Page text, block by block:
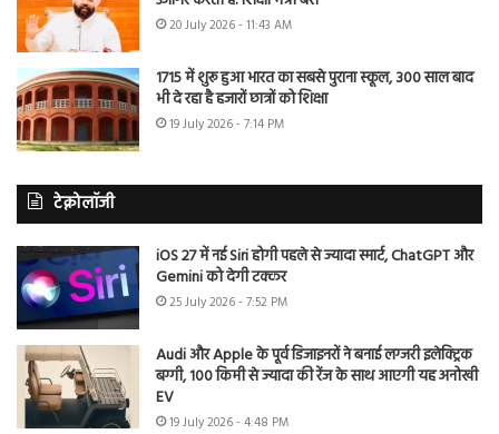
20 July 2026 - 11:43 AM
1715 में शुरू हुआ भारत का सबसे पुराना स्कूल, 300 साल बाद
भी दे रहा है हजारों छात्रों को शिक्षा
19 July 2026 - 7:14 PM
टेक्नोलॉजी
iOS 27 में नई Siri होगी पहले से ज्यादा स्मार्ट, ChatGPT और
Gemini को देगी टक्कर
25 July 2026 - 7:52 PM
Audi और Apple के पूर्व डिजाइनरों ने बनाई लग्जरी इलेक्ट्रिक
बग्गी, 100 किमी से ज्यादा की रेंज के साथ आएगी यह अनोखी
EV
19 July 2026 - 4:48 PM